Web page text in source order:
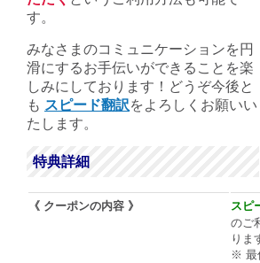
す。
みなさまのコミュニケーションを円
滑にするお手伝いができることを楽
しみにしております！どうぞ今後と
も スピード翻訳をよろしくお願いい
たします。
特典詳細
《 クーポンの内容 》 スピ
のご
りま
※ 最